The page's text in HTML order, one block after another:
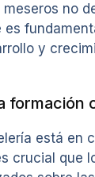
no
y
formación
está en
crucial que